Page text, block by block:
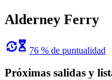
Alderney Ferry
76 % de puntualidad
Próximas salidas y